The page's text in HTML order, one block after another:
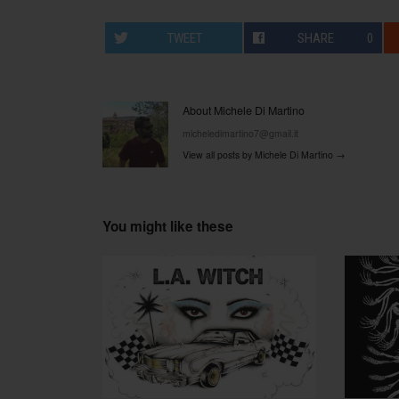
TWEET SHARE 0
About Michele Di Martino
micheledimartino7@gmail.it
View all posts by Michele Di Martino →
You might like these